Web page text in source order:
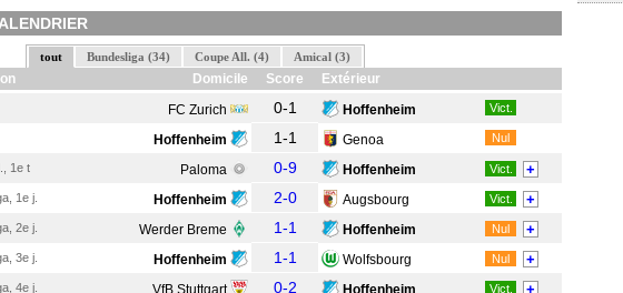
tout Bundesliga (34) Coupe All. (4) Amical (3)
Domicile Score
Extérieur
FC Zurich 0-1 Hoffenheim Vict.
Hoffenheim 1-1 Genoa Nul
1e t Paloma 0-9 Hoffenheim Vict. +
1e j. Hoffenheim 2-0 Augsbourg Vict. +
2e j. Werder Breme 1-1 Hoffenheim Nul +
3e j. Hoffenheim 1-1 Wolfsbourg Nul +
4e j. VfB Stuttgart 0-2 Hoffenheim Vict. +